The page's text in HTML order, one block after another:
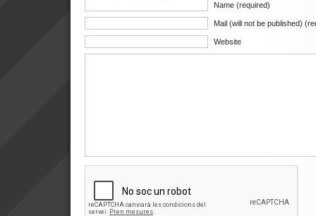
Name (required)
Mail (will not be published)
Website